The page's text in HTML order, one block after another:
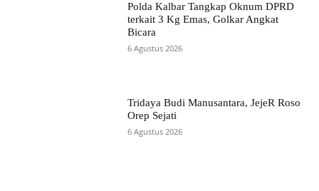
Polda Kalbar Tangkap Oknum DPRD
terkait 3 Kg Emas, Golkar Angkat
Bicara
6 Agustus 2026
Tridaya Budi Manusantara, JejeR Roso
Orep Sejati
6 Agustus 2026